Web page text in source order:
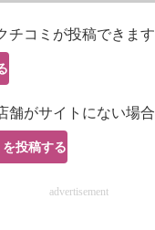
専門サイト
総合サイト
較・事例
活用を支援
専門サイト
チコミが投稿できます
舗がサイトにない場合
投稿する
advertisement